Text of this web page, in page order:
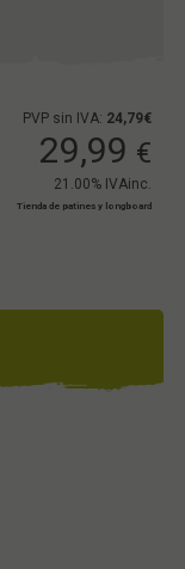
PVP sin IVA: 24,79€
29,99 €
21.00% IVAinc.
Tienda de patines y longboard